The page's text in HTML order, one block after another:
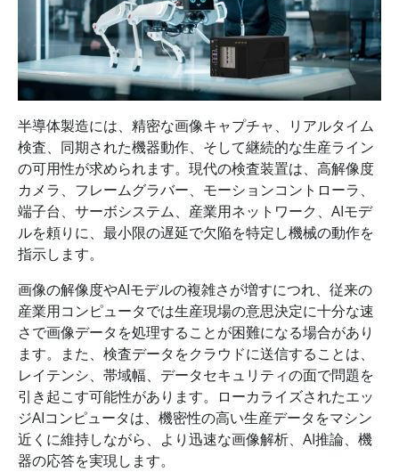
半導体製造には、精密な画像キャプチャ、リアルタイム
検査、同期された機器動作、そして継続的な生産ライン
の可用性が求められます。現代の検査装置は、高解像度
カメラ、フレームグラバー、モーションコントローラ、
端子台、サーボシステム、産業用ネットワーク、AIモデ
ルを頼りに、最小限の遅延で欠陥を特定し機械の動作を
指示します。
画像の解像度やAIモデルの複雑さが増すにつれ、従来の
産業用コンピュータでは生産現場の意思決定に十分な速
さで画像データを処理することが困難になる場合があり
ます。また、検査データをクラウドに送信することは、
レイテンシ、帯域幅、データセキュリティの面で問題を
引き起こす可能性があります。ローカライズされたエッ
ジAIコンピュータは、機密性の高い生産データをマシン
近くに維持しながら、より迅速な画像解析、AI推論、機
器の応答を実現します。